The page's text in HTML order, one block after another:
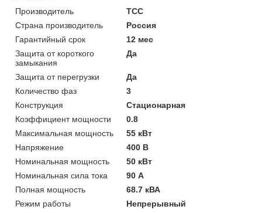
Производитель
ТСС
Страна производитель
Россия
Гарантийный срок
12 мес
Защита от короткого
замыкания
Да
Защита от перегрузки
Да
Количество фаз
3
Конструкция
Стационарная
Коэффициент мощности
0.8
Максимальная мощность
55 кВт
Напряжение
400 В
Номинальная мощность
50 кВт
Номинальная сила тока
90 А
Полная мощность
68.7 кВА
Режим работы
Непрерывный